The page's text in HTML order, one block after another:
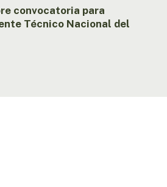
convocatoria para
Técnico Nacional del